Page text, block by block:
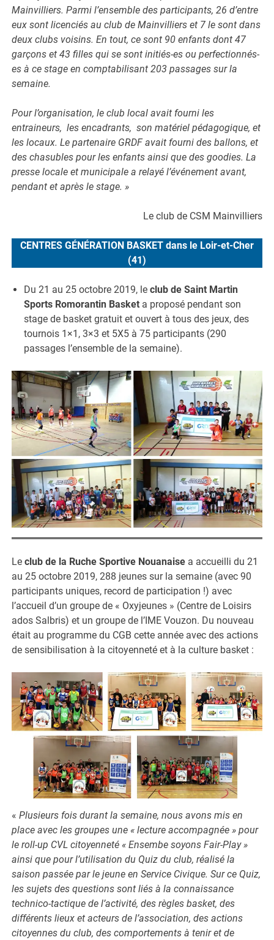
Mainvilliers. Parmi l’ensemble des participants, 26 d’entre
eux sont licenciés au club de Mainvilliers et 7 le sont dans
deux clubs voisins. En tout, ce sont 90 enfants dont 47
garçons et 43 filles qui se sont initiés-es ou perfectionnés-
es à ce stage en comptabilisant 203 passages sur la
semaine.
Pour l’organisation, le club local avait fourni les
entraineurs, les encadrants, son matériel pédagogique, et
les locaux. Le partenaire GRDF avait fourni des ballons, et
des chasubles pour les enfants ainsi que des goodies. La
presse locale et municipale a relayé l’événement avant,
pendant et après le stage. »
Le club de CSM Mainvilliers
CENTRES GÉNÉRATION BASKET dans le Loir-et-Cher
(41)
Du 21 au 25 octobre 2019, leclub de Saint Martin
Sports Romorantin Basket a proposé pendant son
stage de basket gratuit et ouvert à tous des jeux, des
tournois 1×1, 3×3 et 5X5 à 75 participants (290
passages l’ensemble de la semaine).
Leclub de la Ruche Sportive Nouanaise a accueilli du 21
au 25 octobre 2019, 288 jeunes sur la semaine (avec 90
participants uniques, record de participation !) avec
l’accueil d’un groupe de « Oxyjeunes » (Centre de Loisirs
ados Salbris) et un groupe de l’IME Vouzon. Du nouveau
était au programme du CGB cette année avec des actions
de sensibilisation à la citoyenneté et à la culture basket :
«Plusieurs fois durant la semaine, nous avons mis en
place avec les groupes une « lecture accompagnée » pour
le roll-up CVL citoyenneté « Ensembe soyons Fair-Play »
ainsi que pour l’utilisation du Quiz du club, réalisé la
saison passée par le jeune en Service Civique. Sur ce Quiz,
les sujets des questions sont liés à la connaissance
technico-tactique de l’activité, des règles basket, des
différents lieux et acteurs de l’association, des actions
citoyennes du club, des comportements à tenir et de